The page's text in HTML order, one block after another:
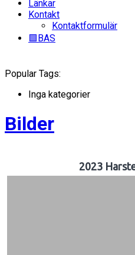
Länkar
Kontakt
Kontaktformulär
🟩BAS
Popular Tags:
Inga kategorier
Bilder
2023